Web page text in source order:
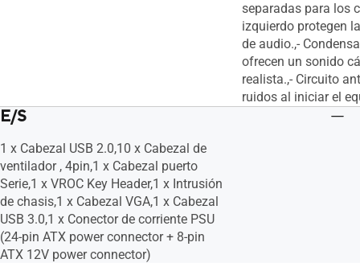
separadas para los
izquierdo protegen
de audio.,-
ofrecen un sonido
realista.,- Circuito
ruidos al iniciar el
E/S
1 x Cabezal USB 2.0,10 x Cabezal de
ventilador , 4pin,1 x Cabezal puerto
Serie,1 x VROC Key Header,1 x Intrusión
de chasis,1 x Cabezal VGA,1 x Cabezal
USB 3.0,1 x Conector de corriente PSU
(24-pin ATX power connector + 8-pin
ATX 12V power connector)